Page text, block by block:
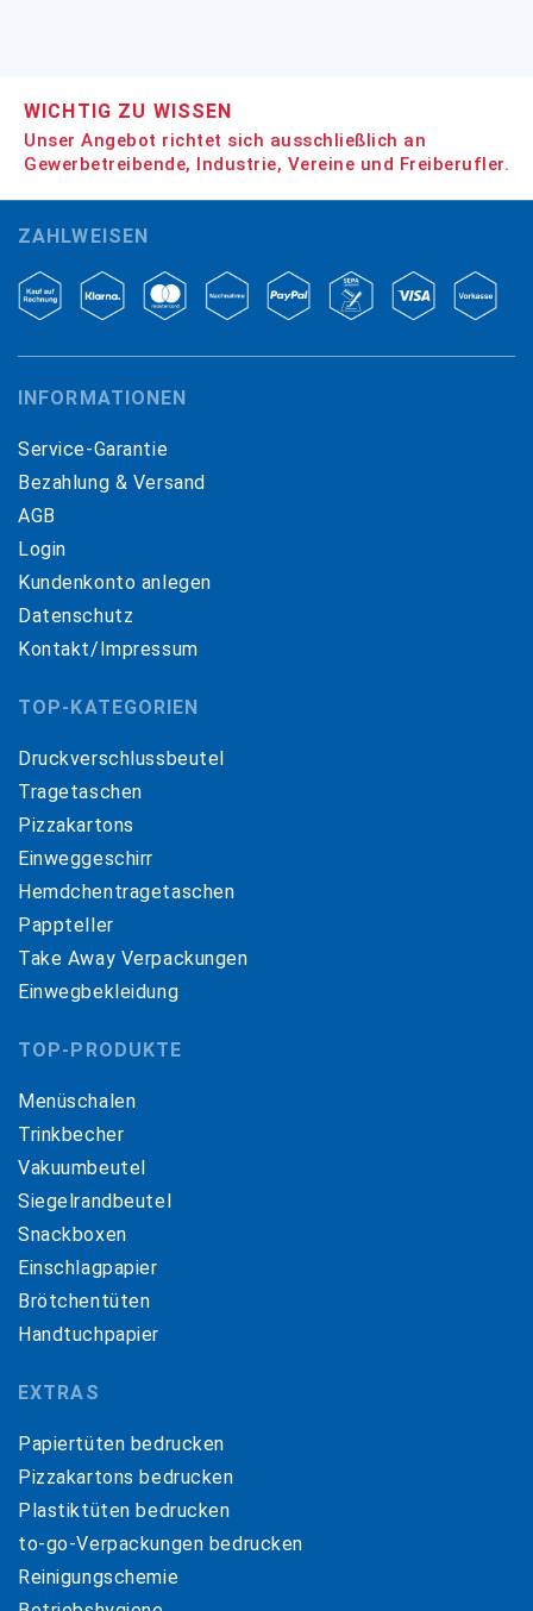
WICHTIG ZU WISSEN
Unser Angebot richtet sich ausschließlich an
Gewerbetreibende, Industrie, Vereine und Freiberufler.
ZAHLWEISEN
INFORMATIONEN
Service-Garantie
Bezahlung & Versand
AGB
Login
Kundenkonto anlegen
Datenschutz
Kontakt/Impressum
TOP-KATEGORIEN
Druckverschlussbeutel
Tragetaschen
Pizzakartons
Einweggeschirr
Hemdchentragetaschen
Pappteller
Take Away Verpackungen
Einwegbekleidung
TOP-PRODUKTE
Menüschalen
Trinkbecher
Vakuumbeutel
Siegelrandbeutel
Snackboxen
Einschlagpapier
Brötchentüten
Handtuchpapier
EXTRAS
Papiertüten bedrucken
Pizzakartons bedrucken
Plastiktüten bedrucken
to-go-Verpackungen bedrucken
Reinigungschemie